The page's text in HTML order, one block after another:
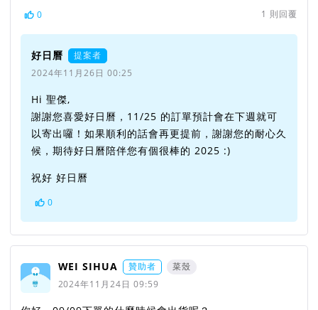
0 1 則回覆
好日曆
提案者
2024年11月26日 00:25
Hi 聖傑,
謝謝您喜愛好日曆，11/25 的訂單預計會在下週就可
以寄出囉！如果順利的話會再更提前，謝謝您的耐心久
候，期待好日曆陪伴您有個很棒的 2025 :)
祝好 好日曆
0
WEI SIHUA 贊助者
菜殼
2024年11月24日 09:59